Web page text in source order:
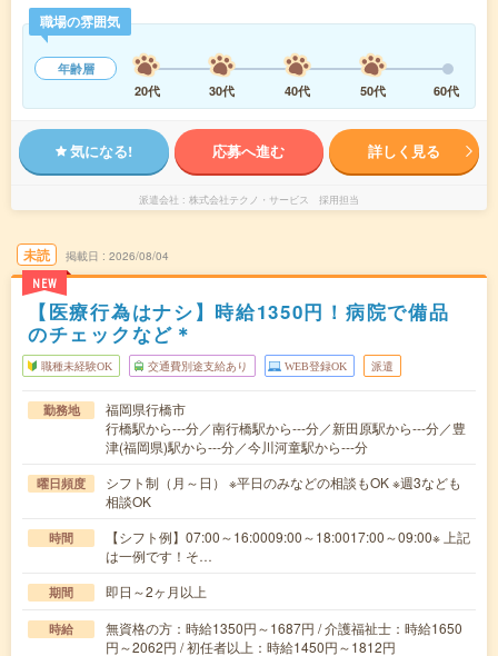
職場の雰囲気
年齢層
20代
30代 40代 50代 60代
気になる! 応募へ進む 詳しく見る
派遣会社 株式会社テクノ・サービス 採用担当
未読
NEW
掲載日 2026/08/04
【医療行為はナシ】時給1350円！病院で備品
のチェックなど＊
職種未経験OK 交通費別途支給あり WEB登録OK 派遣
勤務地
福岡県行橋市
行橋駅から---分／南行橋駅から---分／新田原駅から---分／豊
津(福岡県)駅から---分／今川河童駅から---分
曜日頻度
シフト制（月～日） ※平日のみなどの相談もOK ※週3なども
相談OK
時間
【シフト例】07:00～16:0009:00～18:0017:00～09:00※ 上記
は一例です！そ…
期間 即日～2ヶ月以上
時給
無資格の方：時給1350円～1687円 / 介護福祉士：時給1650
円～2062円 / 初任者以上：時給1450円～1812円